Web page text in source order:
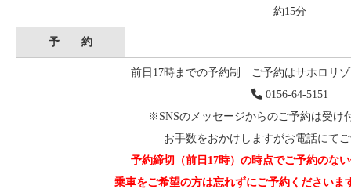
約15分
予 約
前日17時までの予約制 ご予約はサホロリ
0156-64-5151
※SNSのメッセージからのご予約は受け
お手数をおかけしますがお電話にて
予約締切（前日17時）の時点でご予約のな
乗車をご希望の方は忘れずにご予約くださいま